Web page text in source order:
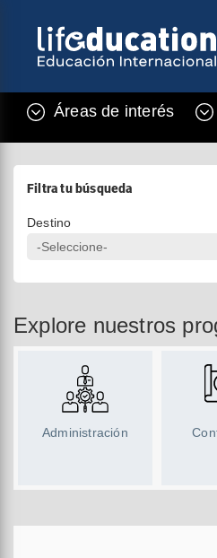
Áreas de interés
Filtra tu búsqueda
Destino
Explore nuestros
Administración